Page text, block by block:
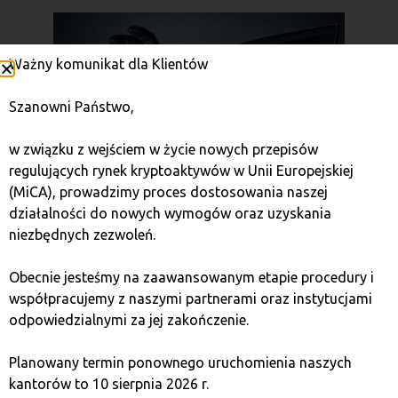
фото. Adobe Stock
чтобы убедить нас предоставить ключевую
информацию. Поэтому помните – ваши данные для
входа предназначены исключительно для вас.
связанные с криптовалютами, никогда не должны
просить вас предоставить эту информацию.
Ważny komunikat dla Klientów
Szanowni Państwo,
w związku z wejściem w życie nowych przepisów
regulujących rynek kryptoaktywów w Unii Europejskiej
(MiCA), prowadzimy proces dostosowania naszej
działalności do nowych wymogów oraz uzyskania
niezbędnych zezwoleń.
Obecnie jesteśmy na zaawansowanym etapie procedury i
współpracujemy z naszymi partnerami oraz instytucjami
odpowiedzialnymi za jej zakończenie.
Planowany termin ponownego uruchomienia naszych
kantorów to 10 sierpnia 2026 r.